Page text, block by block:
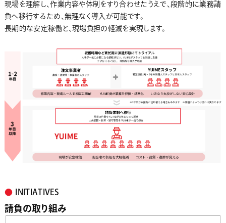
現場を理解し、作業内容や体制をすり合わせたうえで、段階的に業務請
負へ移行するため、無理なく導入が可能です。
長期的な安定稼働と、現場負担の軽減を実現します。
● INITIATIVES
請負の取り組み